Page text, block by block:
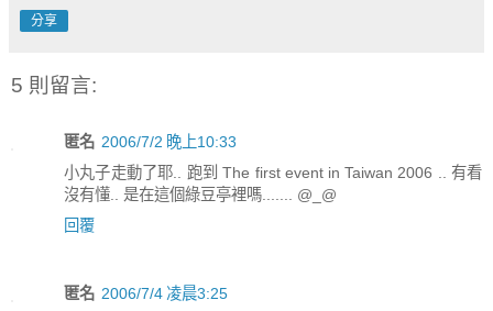
分享
5 則留言:
匿名 2006/7/2 晚上10:33
小丸子走動了耶.. 跑到 The first event in Taiwan 2006 .. 有看
沒有懂.. 是在這個綠豆亭裡嗎....... @_@
回覆
匿名 2006/7/4 凌晨3:25